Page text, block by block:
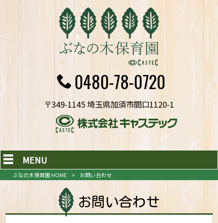
0480-78-0720
〒349-1145 埼玉県加須市間口1120-1
MENU
ぶなの木保育園 HOME > お問い合わせ
お問い合わせ